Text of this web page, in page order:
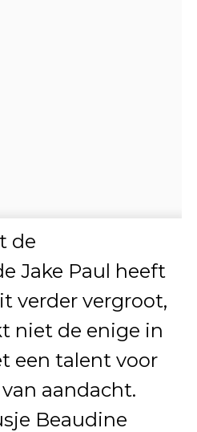
de
Jake Paul heeft
verder vergroot,
niet de enige in
een talent voor
aandacht.
Beaudine